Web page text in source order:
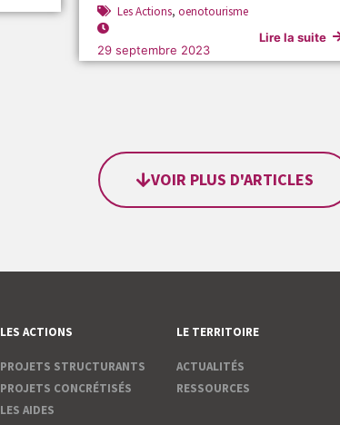
Les Actions, oenotourisme
29 septembre 2023
Lire la suite
VOIR PLUS D'ARTICLES
LES ACTIONS
PROJETS STRUCTURANTS
PROJETS CONCRÉTISÉS
LES AIDES
LE TERRITOIRE
ACTUALITÉS
RESSOURCES